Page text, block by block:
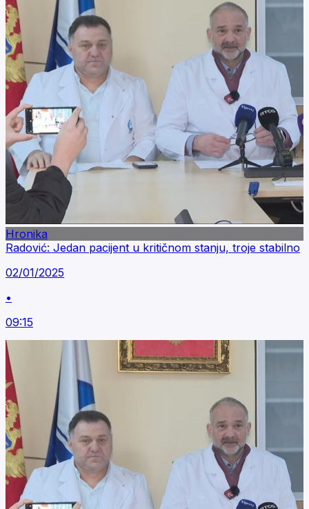
Hronika
Radović: Jedan pacijent u kritičnom stanju, troje stabilno
02/01/2025
•
09:15